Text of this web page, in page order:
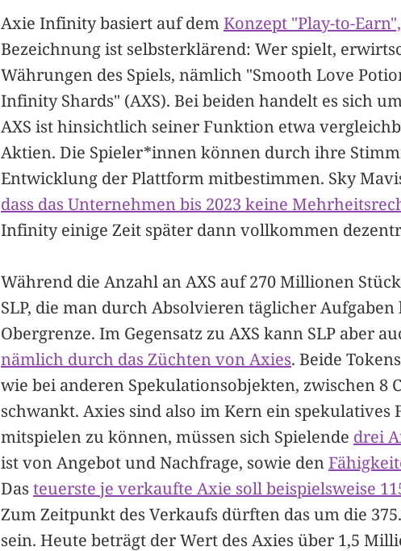
Axie Infinity basiert auf demKonzept "Play-to-
Bezeichnung ist selbsterklärend: Wer spielt,
Währungen des Spiels, nämlich "Smooth Love
Infinity Shards" (AXS). Bei beiden handelt es sich
AXS ist hinsichtlich seiner Funktion etwa
Aktien. Die Spieler*innen können durch ihre
Entwicklung der Plattform mitbestimmen. Sky
dass das Unternehmen bis 2023 keine
Infinity einige Zeit später dann vollkommen
Während die Anzahl an AXS auf 270 Millionen
SLP, die man durch Absolvieren täglicher
Obergrenze. Im Gegensatz zu AXS kann SLP aber
nämlich durch das Züchten von Axies. Beide
wie bei anderen Spekulationsobjekten, zwischen 8
schwankt. Axies sind also im Kern ein spekulatives
mitspielen zu können, müssen sich Spielende drei
ist von Angebot und Nachfrage, sowie den
Das teuerste je verkaufte Axie soll beispielsweise
Zum Zeitpunkt des Verkaufs dürften das um die
sein. Heute beträgt der Wert des Axies über 1,5